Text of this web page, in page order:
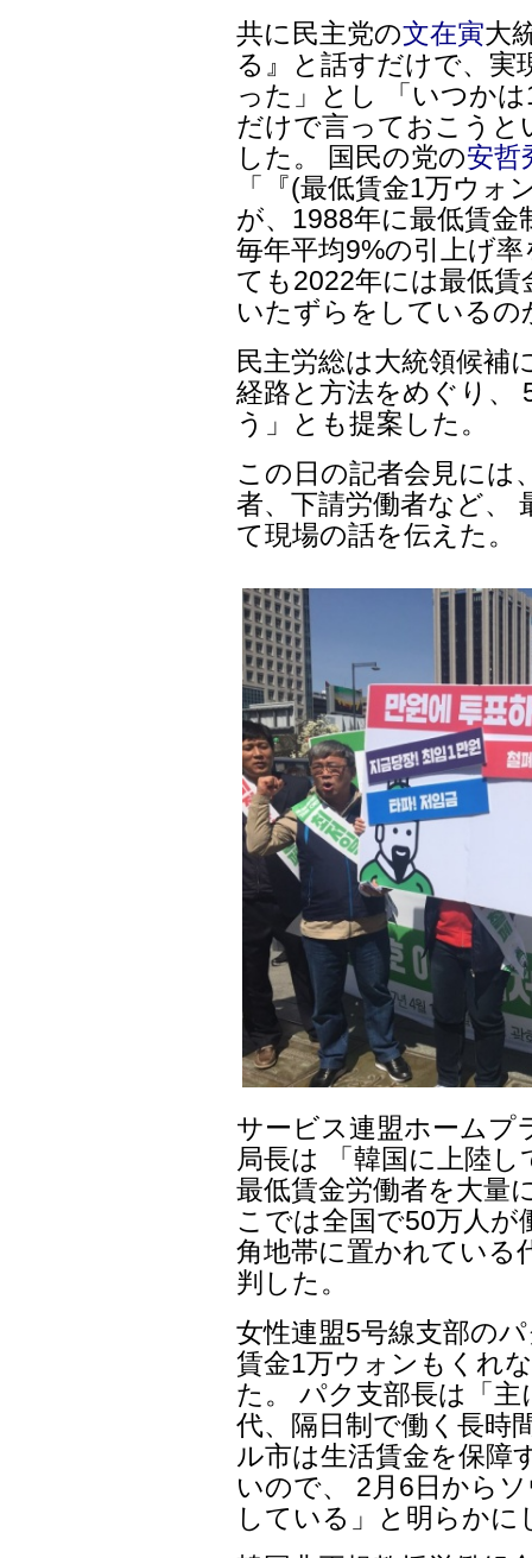
共に民主党の文在寅大
る』と話すだけで、実
った」とし 「いつか
だけで言っておこうと
した。 国民の党の安哲
「『(最低賃金1万ウ
が、1988年に最低賃
毎年平均9%の引上げ
ても2022年には最低
いたずらをしているの
民主労総は大統領候補
経路と方法をめぐり、
う」とも提案した。
この日の記者会見には
者、下請労働者など、
て現場の話を伝えた。
サービス連盟ホームプ
局長は 「韓国に上陸
最低賃金労働者を大量
こでは全国で50万人が
角地帯に置かれている
判した。
女性連盟5号線支部の
賃金1万ウォンもくれ
た。 パク支部長は「
代、隔日制で働く長時
ル市は生活賃金を保障
いので、 2月6日から
している」と明らかに